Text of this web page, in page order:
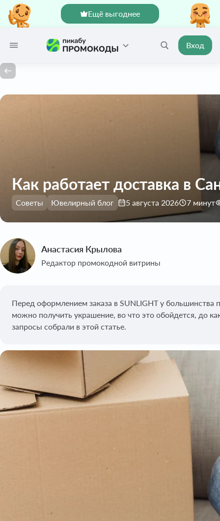
Ещё выгоднее
Вход
Как работает доставка в
Советы Ювелирный блог 5 августа 2026 7 минут
Анастасия Крылова
Редактор промокодной витрины
Перед оформлением заказа в SUNLIGHT у большинства
можно получить украшение, во что это обойдется, до
запросы собрали в этой статье.